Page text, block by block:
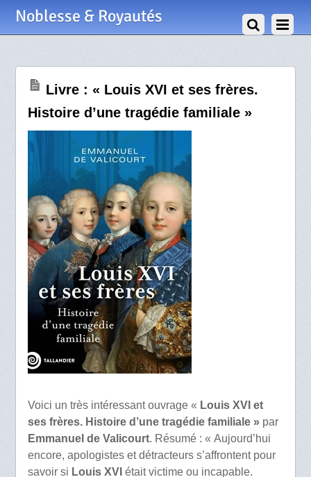
Noblesse & Royautés
Livre : « Louis XVI et ses frères.
Histoire d’une tragédie familiale »
Voici un très intéressant ouvrage « Louis XVI et
ses frères. Histoire d’une tragédie familiale »par
Emmanuel de Valicourt. Résumé : « Aujourd’hui
encore, apologistes et détracteurs s’affrontent pour
savoir si Louis XVI était victime ou incapable.